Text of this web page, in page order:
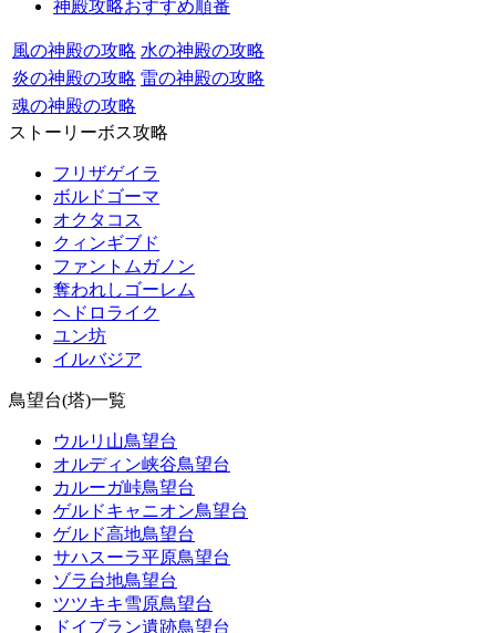
神殿攻略おすすめ順番
風の神殿の攻略 水の神殿の攻略
炎の神殿の攻略 雷の神殿の攻略
魂の神殿の攻略
ストーリーボス攻略
フリザゲイラ
ボルドゴーマ
オクタコス
クィンギブド
ファントムガノン
奪われしゴーレム
ヘドロライク
ユン坊
イルバジア
鳥望台(塔)一覧
ウルリ山鳥望台
オルディン峡谷鳥望台
カルーガ峠鳥望台
ゲルドキャニオン鳥望台
ゲルド高地鳥望台
サハスーラ平原鳥望台
ゾラ台地鳥望台
ツツキキ雪原鳥望台
ドイブラン遺跡鳥望台